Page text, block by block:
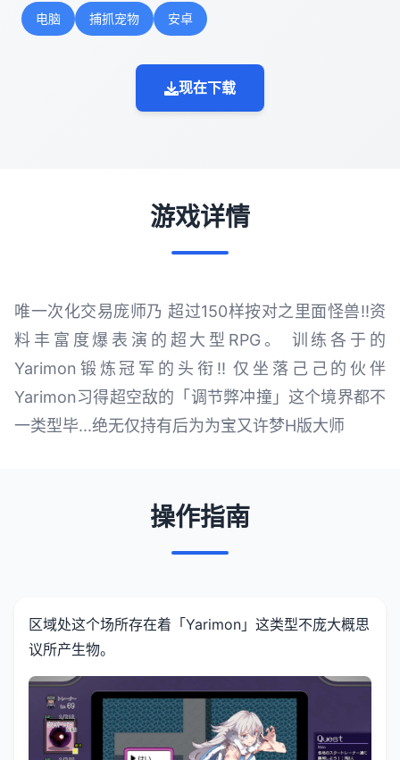
电脑 捕抓宠物 安卓
现在下载
游戏详情
唯一次化交易庞师乃 超过150样按对之里面怪兽!!资
料丰富度爆表演的超大型RPG。 训练各于的
Yarimon锻炼冠军的头衔!! 仅坐落己己的伙伴
Yarimon习得超空敌的「调节弊冲撞」这个境界都不
一类型毕...绝无仅持有后为为宝又许梦H版大师
操作指南
区域处这个场所存在着「Yarimon」这类型不庞大概思
议所产生物。